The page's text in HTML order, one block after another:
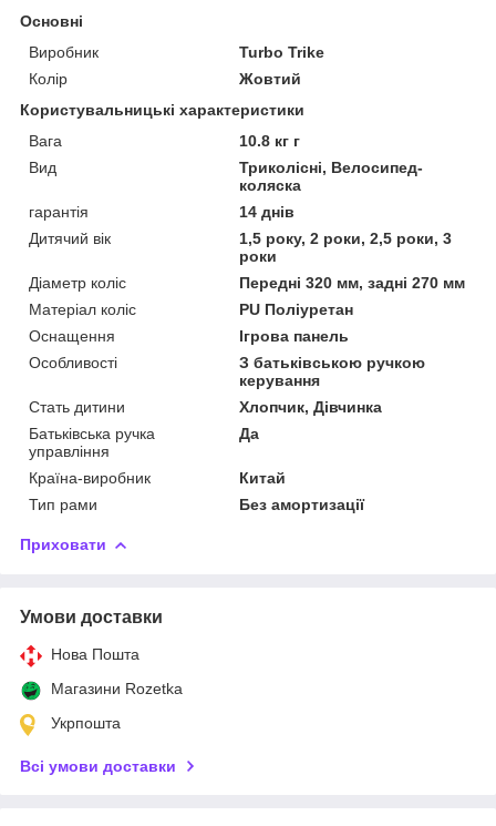
Основні
Виробник
Turbo Trike
Колір
Жовтий
Користувальницькі характеристики
Вага
10.8 кг г
Вид
Триколісні, Велосипед-
коляска
гарантія
14 днів
Дитячий вік
1,5 року, 2 роки, 2,5 роки, 3
роки
Діаметр коліс
Передні 320 мм, задні 270 мм
Матеріал коліс
PU Поліуретан
Оснащення
Ігрова панель
Особливості
З батьківською ручкою
керування
Стать дитини
Хлопчик, Дівчинка
Батьківська ручка
управління
Да
Країна-виробник
Китай
Тип рами
Без амортизації
Приховати
Умови доставки
Нова Пошта
Магазини Rozetka
Укрпошта
Всі умови доставки